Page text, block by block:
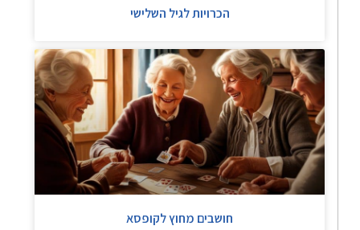
הכרויות לגיל השלישי
חושבים מחוץ לקופסא